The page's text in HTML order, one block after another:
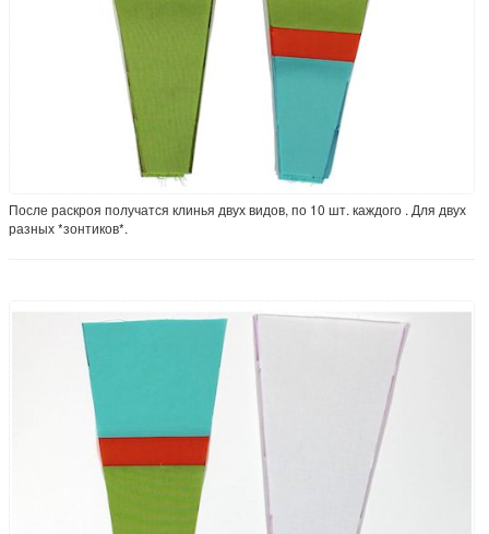
После раскроя получатся клинья двух видов, по 10 шт. каждого . Для двух
разных *зонтиков*.